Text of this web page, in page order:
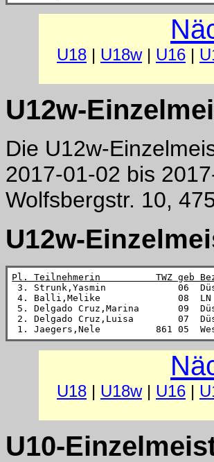
U18 | U18w| U16 |
U12w-
Die U12w-
2017-01-02 bis
Wolfsbergstr. 10,
U12w-
Pl. Teilnehmerin          TWZ geb
3. Strunk,Yasmin             06
4. Balli,Melike              08  LN
5. Delgado Cruz,Marina       09
2. Delgado Cruz,Luisa        07
1. Jaegers,Nele          861 05
U18 | U18w| U16 |
U10-